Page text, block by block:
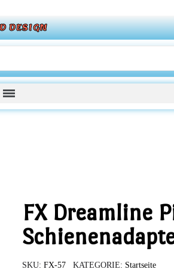
DESIGN
FX Dreamline
SKU FX-57 KATEGORIE Startseite